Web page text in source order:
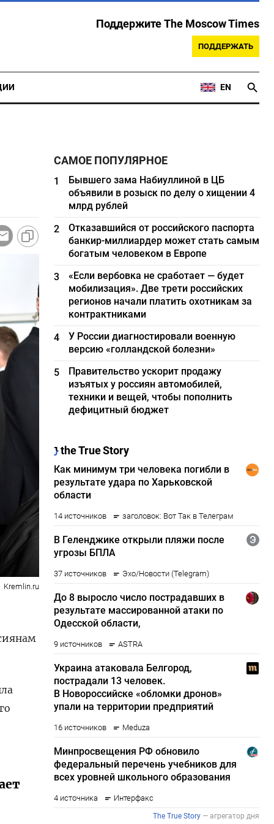
Поддержите The Moscow Times
ПОДДЕРЖАТЬ
EN
Kremlin.ru
САМОЕ ПОПУЛЯРНОЕ
1
Бывшего зама Набиуллиной в ЦБ
объявили в розыск по делу о хищении 4
млрд рублей
2
Отказавшийся от российского паспорта
банкир-миллиардер может стать самым
богатым человеком в Европе
3
«Если вербовка не сработает — будет
мобилизация». Две трети российских
регионов начали платить охотникам за
контрактниками
4
У России диагностировали военную
версию «голландской болезни»
5
Правительство ускорит продажу
изъятых у россиян автомобилей,
техники и вещей, чтобы пополнить
дефицитный бюджет